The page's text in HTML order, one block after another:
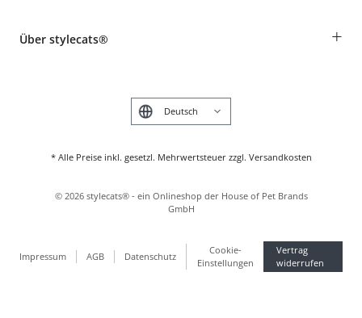
Produkte reklamieren und zurücksenden
Tierkrankenversicherung
Über stylecats® +
* Alle Preise inkl. gesetzl. Mehrwertsteuer zzgl. Versandkosten
English
Impressum AGB Datenschutz
Cookie-
Einstellungen
Vertrag
widerrufen
© 2026 stylecats® - ein Onlineshop der House of Pet Brands
GmbH